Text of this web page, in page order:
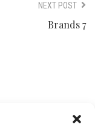
NEXT POST
Brands 7